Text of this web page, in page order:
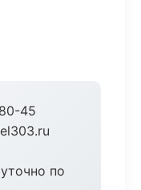
45
по